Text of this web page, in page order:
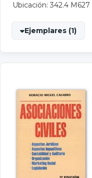
Ubicación: 342.4 M627
Ejemplares (1)